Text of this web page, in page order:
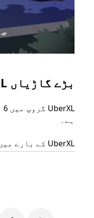
بڑے گاڑیاں UberXL
ہے۔
UberXL کے بارے میں مزید جانیں